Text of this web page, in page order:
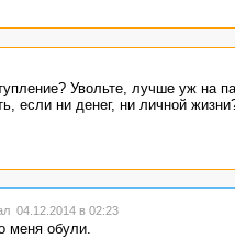
Увольте, лучше уж на
если ни денег, ни личной
04.12.2014 в 02:23
меня обули.